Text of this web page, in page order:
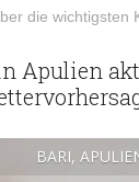
die wichtigsten
Apulien
BARI,